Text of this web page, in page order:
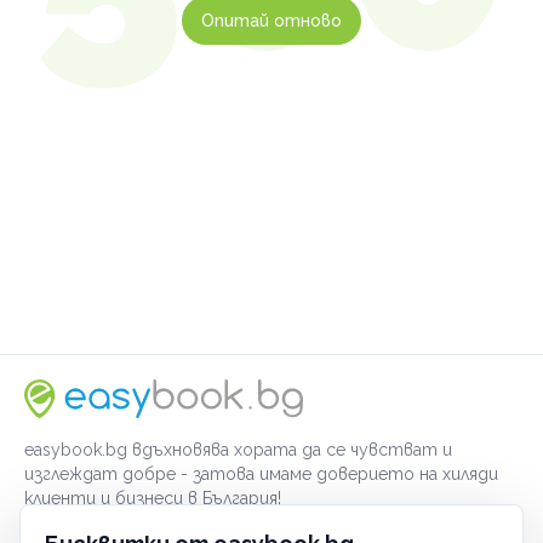
Опитай отново
easybook.bg вдъхновява хората да се чувстват и
изглеждат добре - затова имаме доверието на хиляди
клиенти и бизнеси в България!